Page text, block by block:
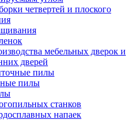
четвертей и плоского
мебельных дверок и
дверей
пилы
пилы
станков
напаек